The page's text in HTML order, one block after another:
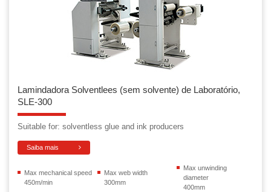
Lamindadora Solventlees (sem solvente) de Laboratório,
SLE-300
Suitable for: solventless glue and ink producers
Saiba mais
Max mechanical speed
450m/min
Max web width
300mm
Max unwinding
diameter
400mm